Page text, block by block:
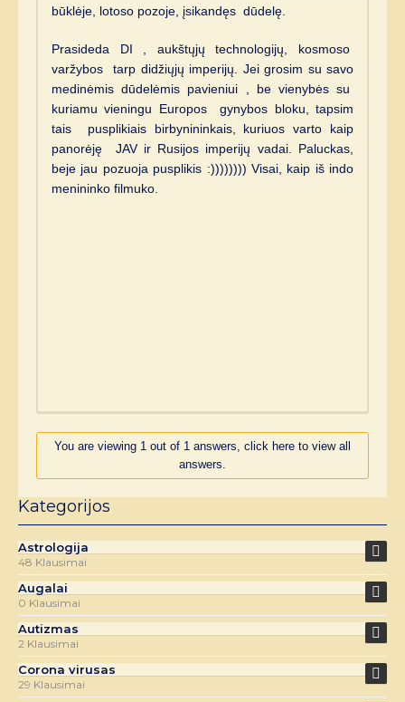
būklėje, lotoso pozoje, įsikandęs dūdelę.
Prasideda DI , aukštųjų technologijų, kosmoso
varžybos tarp didžiųjų imperijų. Jei grosim su savo
medinėmis dūdelėmis pavieniui , be vienybės su
kuriamu vieningu Europos gynybos bloku, tapsim
tais pusplikiais birbynininkais, kuriuos varto kaip
panorėję JAV ir Rusijos imperijų vadai. Paluckas,
beje jau pozuoja pusplikis :)))))))) Visai, kaip iš indo
menininko filmuko.
You are viewing 1 out of 1 answers, click here to view all
answers.
Kategorijos
Astrologija
48 Klausimai
Augalai
0 Klausimai
Autizmas
2 Klausimai
Corona virusas
29 Klausimai